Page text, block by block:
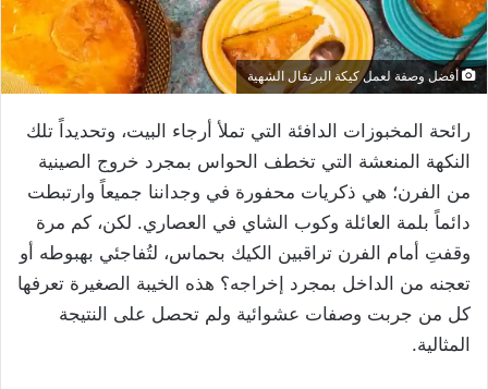
أفضل وصفة لعمل كيكة البرتقال الشهية
رائحة المخبوزات الدافئة التي تملأ أرجاء البيت، وتحديداً تلك
النكهة المنعشة التي تخطف الحواس بمجرد خروج الصينية
من الفرن؛ هي ذكريات محفورة في وجداننا جميعاً وارتبطت
دائماً بلمة العائلة وكوب الشاي في العصاري. لكن، كم مرة
وقفتِ أمام الفرن تراقبين الكيك بحماس، لتُفاجئي بهبوطه أو
تعجنه من الداخل بمجرد إخراجه؟ هذه الخيبة الصغيرة تعرفها
كل من جربت وصفات عشوائية ولم تحصل على النتيجة
المثالية.